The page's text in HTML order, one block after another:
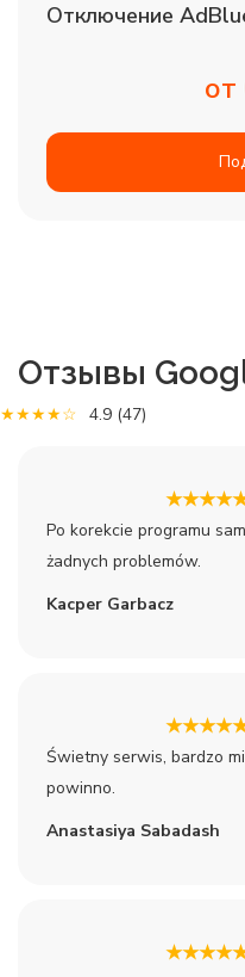
Отключение
от
Отзывы
★★★★☆ 4.9 (47)
Po korekcie programu
żadnych problemów.
Kacper Garbacz
Świetny serwis, bardzo
powinno.
Anastasiya Sabadash